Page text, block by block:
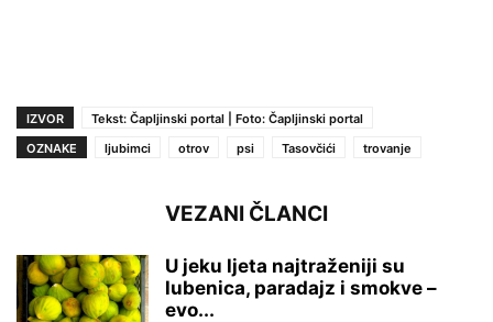
IZVOR
Tekst: Čapljinski portal | Foto: Čapljinski portal
OZNAKE
ljubimci otrov psi Tasovčići trovanje
VEZANI ČLANCI
U jeku ljeta najtraženiji su
lubenica, paradajz i smokve –
evo...